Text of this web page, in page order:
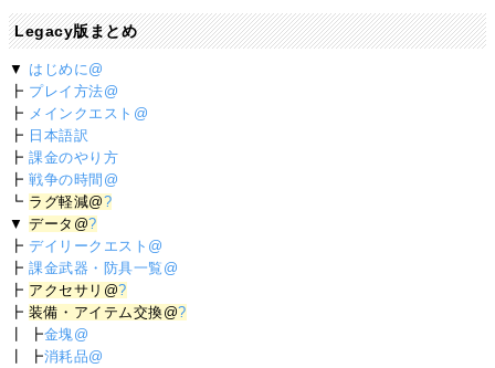
Legacy版まとめ
▼ はじめに@
┣ プレイ方法@
┣ メインクエスト@
┣ 日本語訳
┣課金のやり方
┣戦争の時間@
┗ ラグ軽減@?
▼データ@?
┣デイリークエスト@
┣課金武器・防具一覧@
┣ アクセサリ@?
┣装備・アイテム交換@?
┃ ┣金塊@
┃ ┣消耗品@